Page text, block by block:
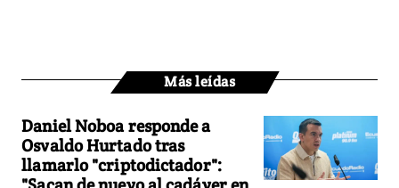
Más leídas
Daniel Noboa responde a
Osvaldo Hurtado tras
llamarlo "criptodictador":